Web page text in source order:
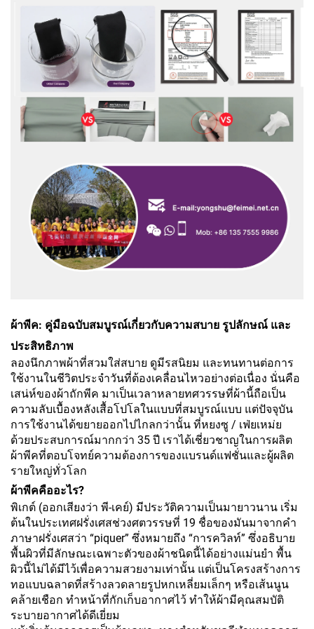
ผ้าพีค: คู่มือฉบับสมบูรณ์เกี่ยวกับความสบาย รูปลักษณ์ และ
ประสิทธิภาพ
ลองนึกภาพผ้าที่สวมใส่สบาย ดูมีรสนิยม และทนทานต่อการ
ใช้งานในชีวิตประจำวันที่ต้องเคลื่อนไหวอย่างต่อเนื่อง นั่นคือ
เสน่ห์ของผ้าถักพีค มาเป็นเวลาหลายทศวรรษที่ผ้านี้ถือเป็น
ความลับเบื้องหลังเสื้อโปโลในแบบที่สมบูรณ์แบบ แต่ปัจจุบัน
การใช้งานได้ขยายออกไปไกลกว่านั้น ที่หยงซู / เฟ่ยเหม่ย
ด้วยประสบการณ์มากกว่า 35 ปี เราได้เชี่ยวชาญในการผลิต
ผ้าพีคที่ตอบโจทย์ความต้องการของแบรนด์แฟชั่นและผู้ผลิต
รายใหญ่ทั่วโลก
ผ้าพีคคืออะไร?
พิเกต์ (ออกเสียงว่า พี-เคย์) มีประวัติความเป็นมายาวนาน เริ่ม
ต้นในประเทศฝรั่งเศสช่วงศตวรรษที่ 19 ชื่อของมันมาจากคำ
ภาษาฝรั่งเศสว่า “piquer” ซึ่งหมายถึง “การควิลท์” ซึ่งอธิบาย
พื้นผิวที่มีลักษณะเฉพาะตัวของผ้าชนิดนี้ได้อย่างแม่นยำ พื้น
ผิวนี้ไม่ได้มีไว้เพื่อความสวยงามเท่านั้น แต่เป็นโครงสร้างการ
ทอแบบฉลาดที่สร้างลวดลายรูปหกเหลี่ยมเล็กๆ หรือเส้นนูน
คล้ายเชือก ทำหน้าที่กักเก็บอากาศไว้ ทำให้ผ้ามีคุณสมบัติ
ระบายอากาศได้ดีเยี่ยม